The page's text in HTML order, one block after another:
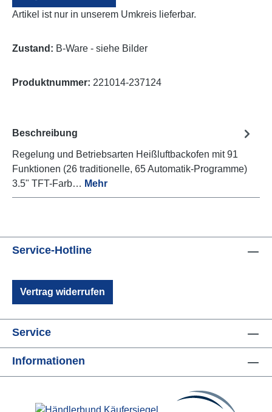
Artikel ist nur in unserem Umkreis lieferbar.
Zustand: B-Ware - siehe Bilder
Produktnummer: 221014-237124
Beschreibung
Regelung und Betriebsarten Heißluftbackofen mit 91
Funktionen (26 traditionelle, 65 Automatik-Programme)
3.5" TFT-Farb… Mehr
Service-Hotline
Vertrag widerrufen
Service
Informationen